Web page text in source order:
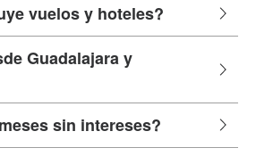
vuelos y hoteles?
Guadalajara y
sin intereses?